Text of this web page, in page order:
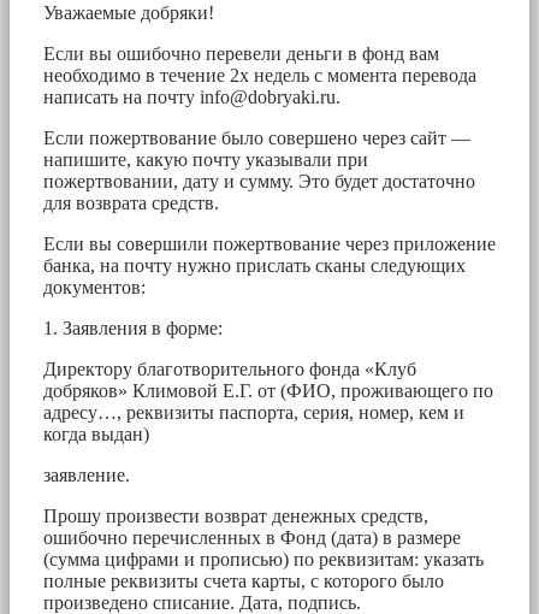
Уважаемые добряки!
Если вы ошибочно перевели деньги в фонд вам
необходимо в течение 2х недель с момента перевода
написать на почту info@dobryaki.ru.
Если пожертвование было совершено через сайт —
напишите, какую почту указывали при
пожертвовании, дату и сумму. Это будет достаточно
для возврата средств.
Если вы совершили пожертвование через приложение
банка, на почту нужно прислать сканы следующих
документов:
1. Заявления в форме:
Директору благотворительного фонда «Клуб
добряков» Климовой Е.Г. от (ФИО, проживающего по
адресу…, реквизиты паспорта, серия, номер, кем и
когда выдан)
заявление.
Прошу произвести возврат денежных средств,
ошибочно перечисленных в Фонд (дата) в размере
(сумма цифрами и прописью) по реквизитам: указать
полные реквизиты счета карты, с которого было
произведено списание. Дата, подпись.